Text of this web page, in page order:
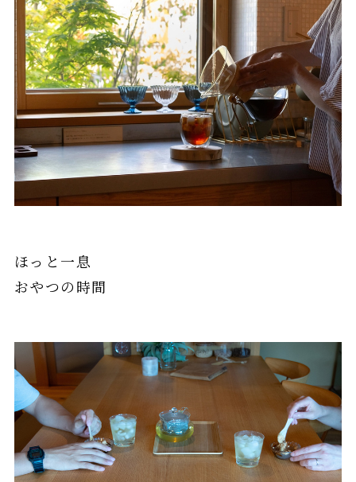
ほっと一息
おやつの時間